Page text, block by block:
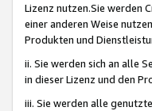
Lizenz nutzen.Sie werden
einer anderen Weise
Produkten und
ii. Sie werden sich an alle
in dieser Lizenz und den
iii. Sie werden alle